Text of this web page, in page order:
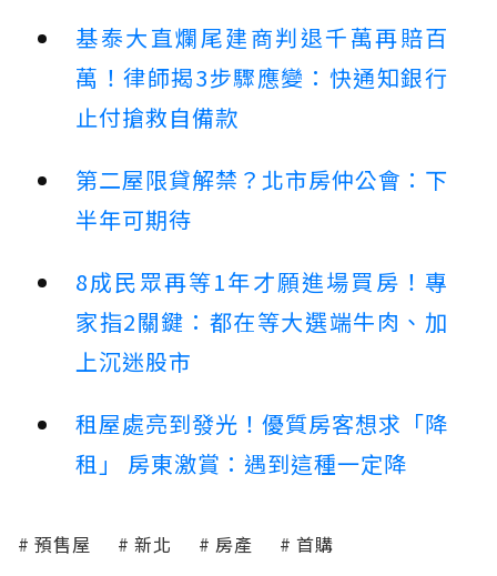
基泰大直爛尾建商判退千萬再賠百
萬！律師揭3步驟應變：快通知銀行
止付搶救自備款
第二屋限貸解禁？北市房仲公會：下
半年可期待
8成民眾再等1年才願進場買房！專
家指2關鍵：都在等大選端牛肉、加
上沉迷股市
租屋處亮到發光！優質房客想求「降
租」 房東激賞：遇到這種一定降
預售屋 新北 房產 首購